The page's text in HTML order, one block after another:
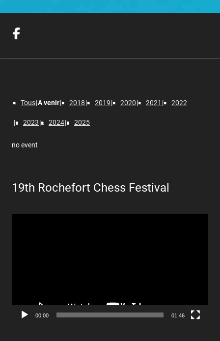
Tous A venir 2018 2019 2020 2021 2022
2023 2024 2025
no event
19th Rochefort Chess Festival
00:00 01:46